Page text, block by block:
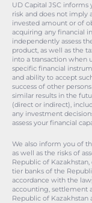
UD Capital JSC
risk and does not imply
invested amount or of
acquiring any financial
independently assess
product, as well as the
into a transaction when
specific financial
and ability to accept
success of other
similar results in the
(direct or indirect),
any investment
assess your financial
We also inform you of
as well as the risks of
Republic of
tier banks of the
accordance with the
accounting, settlement
Republic of Kazakhstan